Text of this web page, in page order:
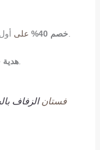
خصم 40%
على
: علبة حفظ فستان مطرزة مع كل طلب.
فستانالزفاف